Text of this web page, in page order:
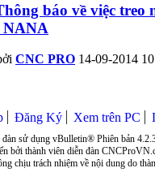
báo về việc treo
NANA
CNC PRO 14-09-2014
Đăng Ký Xem trên PC
đàn sử dụng vBulletin® Phiên bản
bởi thành viên diễn đàn
chịu trách nhiệm về nội dung do